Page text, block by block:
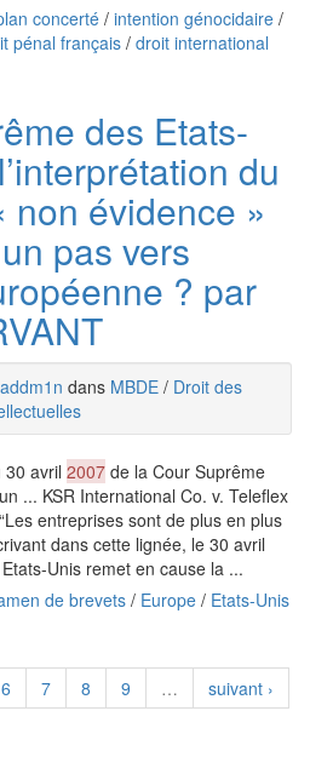
concerté/ intention génocidaire /
pénal français / droit international
des Etats-
du
non évidence »
pas vers
? par
addm1n dans MBDE / Droit des
30 avril 2007 de la Cour Suprême
... KSR International Co. v. Teleflex
entreprises sont de plus en plus
dans cette lignée, le 30 avril
Unis remet en cause la ...
de brevets / Europe / Etats-Unis
6 7 8 9 …
suivant ›